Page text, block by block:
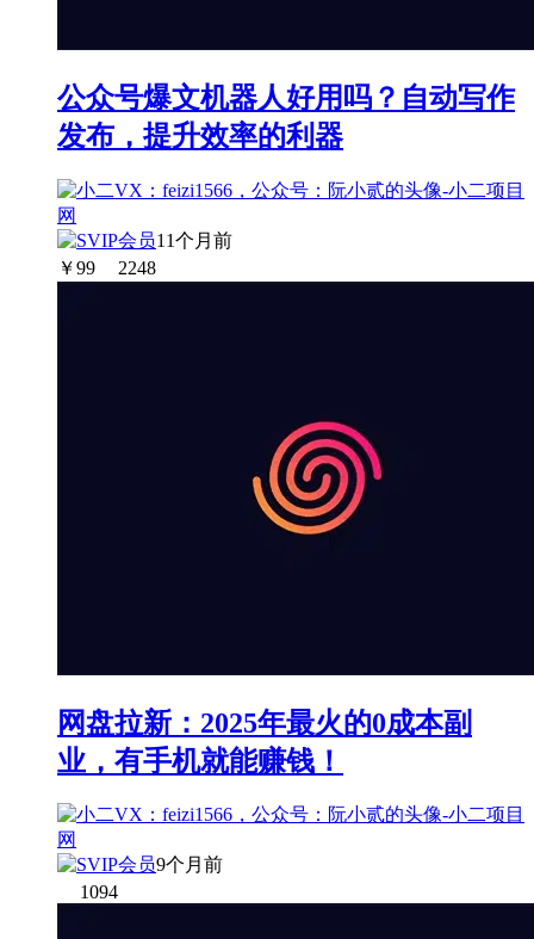
公众号爆文机器人好用吗？自动写作
发布，提升效率的利器
11个月前
￥99 2248
网盘拉新：2025年最火的0成本副
业，有手机就能赚钱！
9个月前
1094